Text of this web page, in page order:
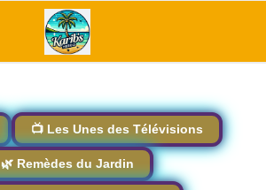
📺 Les Unes des Télévisions
🌿 Remèdes du Jardin